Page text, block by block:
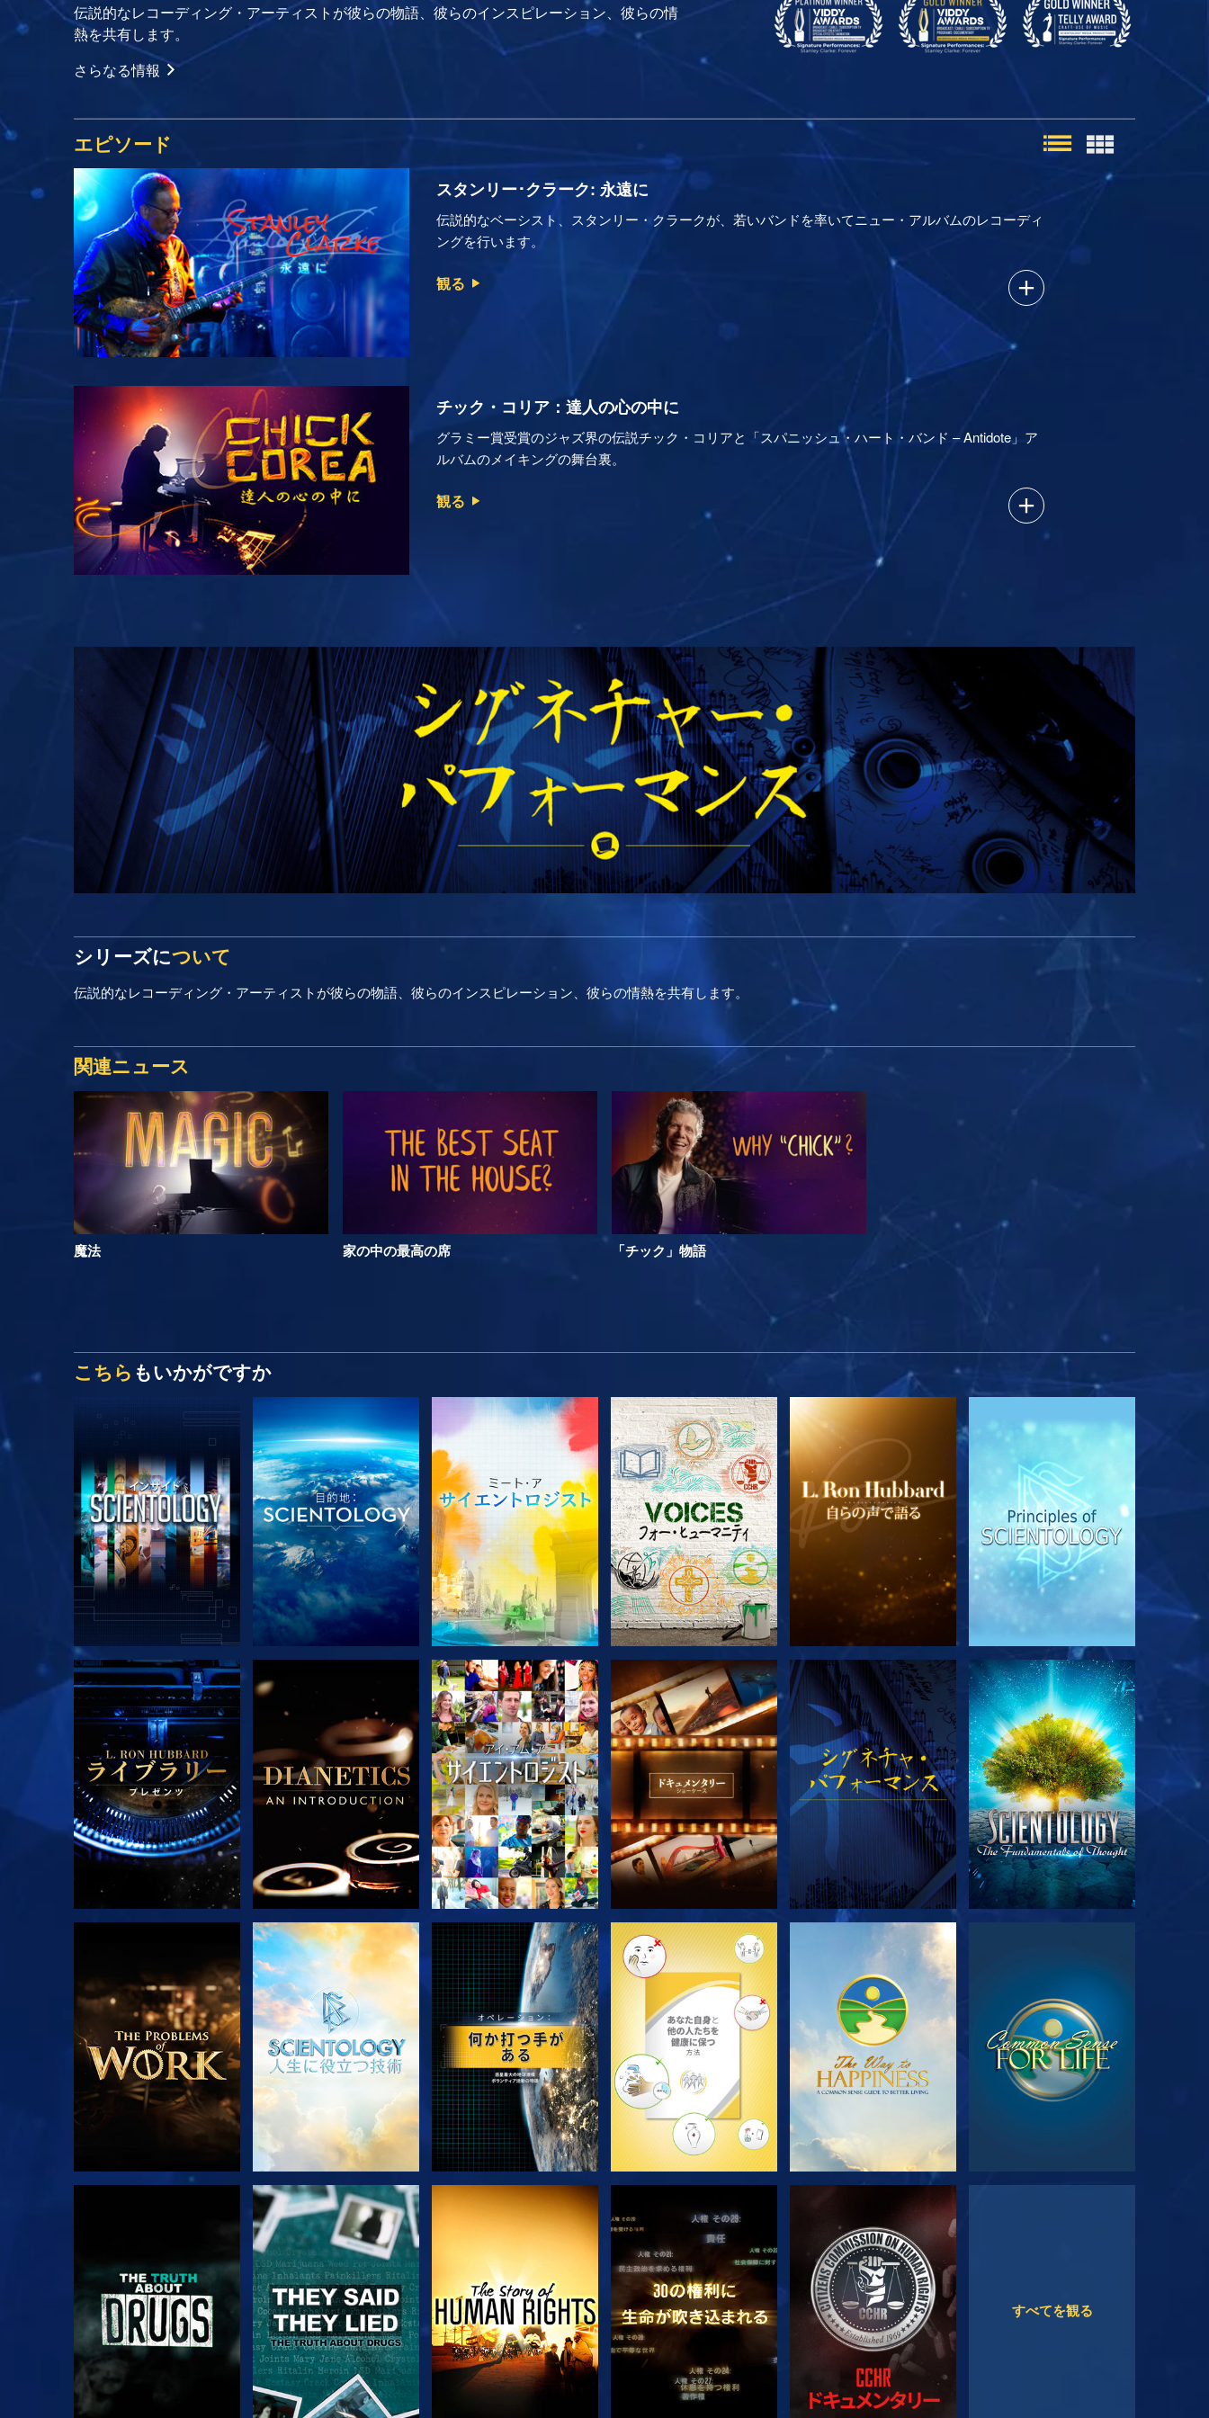
伝説的なレコーディング・アーティストが彼らの物語、彼らのインスピレーション、彼らの情
熱を共有します。
さらなる情報
エピソード
スタンリー･クラーク: 永遠に
伝説的なベーシスト、スタンリー・クラークが、若いバンドを率いてニュー・アルバムのレコーディ
ングを行います。
観る
チック・コリア：達人の心の中に
グラミー賞受賞のジャズ界の伝説チック・コリアと「スパニッシュ・ハート・バンド – Antidote」ア
ルバムのメイキングの舞台裏。
観る
シリーズについて
伝説的なレコーディング・アーティストが彼らの物語、彼らのインスピレーション、彼らの情熱を共有します。
関連ニュース
魔法 家の中の最高の席 「チック」物語
こちら もいかがですか
シリーズを探求 シリーズを探求 シリーズを探求 シリーズを探求 シリーズを探求 観る
シリーズを探求 観る シリーズを探求 シリーズを探求 シリーズを探求
観る 観る 観る 観る
すべてを観る